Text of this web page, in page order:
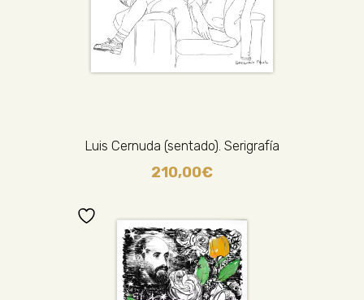
Luis Cernuda (sentado). Serigrafía
210,00€